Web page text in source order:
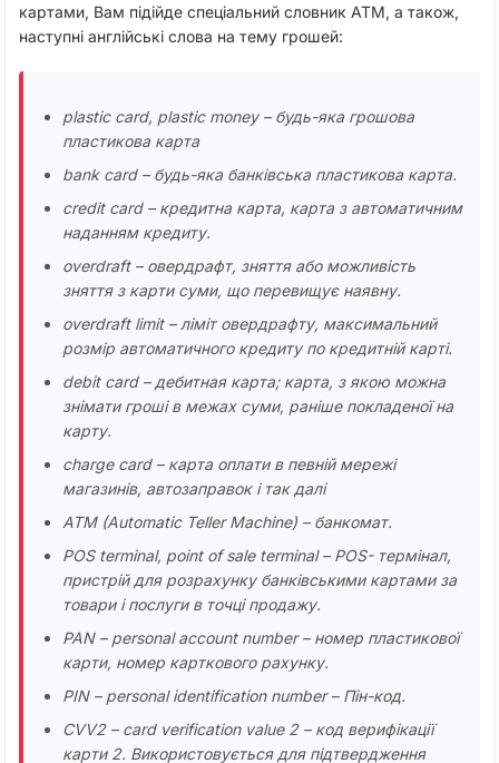
картами, Вам підійде спеціальний словник АТМ, а також,
наступні англійські слова на тему грошей:
plastic card, plastic money – будь-яка грошова
пластикова карта
bank card – будь-яка банківська пластикова карта.
credit card – кредитна карта, карта з автоматичним
наданням кредиту.
overdraft – овердрафт, зняття або можливість
зняття з карти суми, що перевищує наявну.
overdraft limit – ліміт овердрафту, максимальний
розмір автоматичного кредиту по кредитній карті.
debit card – дебитная карта; карта, з якою можна
знімати гроші в межах суми, раніше покладеної на
карту.
charge card – карта оплати в певній мережі
магазинів, автозаправок і так далі
ATM (Automatic Teller Machine) – банкомат.
POS terminal, point of sale terminal – POS- термінал,
пристрій для розрахунку банківськими картами за
товари і послуги в точці продажу.
PAN – personal account number – номер пластикової
карти, номер карткового рахунку.
PIN – personal identification number – Пін-код.
CVV2 – card verification value 2 – код верифікації
карти 2. Використовується для підтвердження